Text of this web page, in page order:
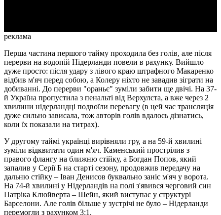
реклама
Перша частина першого тайму проходила без голів, але після
перерви на водопій Нідерланди повели в рахунку. Вийшло
дуже просто: після удару з лівого краю штрафного Макаренко
відбив м'яч перед собою, а Колеру ніхто не завадив зіграти на
добиванні. До перерви "ораньє" зуміли забити ще двічі. На 37-
й Україна пропустила з пенальті від Верхулста, а вже через 2
хвилини нідерландці подвоїли перевагу (в цей час трансляція
дуже сильно зависала, тож авторів голів вдалось дізнатись,
коли їх показали на титрах).
У другому таймі українці вирівняли гру, а на 59-й хвилині
зуміли відквитати один м'яч. Каменський прострілив з
правого флангу на ближню стійку, а Богдан Попов, який
запалив у Серії Б на старті сезону, продовжив передачу на
дальню стійку – Іван Денисов буквально заніс м'яч у ворота.
На 74-й хвилині у Нідерландів на полі з'явився черговий син
Патріка Клюйверта – Шейн, який виступає у структурі
Барселони. Але голів більше у зустрічі не було – Нідерланди
перемогли з рахунком 3:1.